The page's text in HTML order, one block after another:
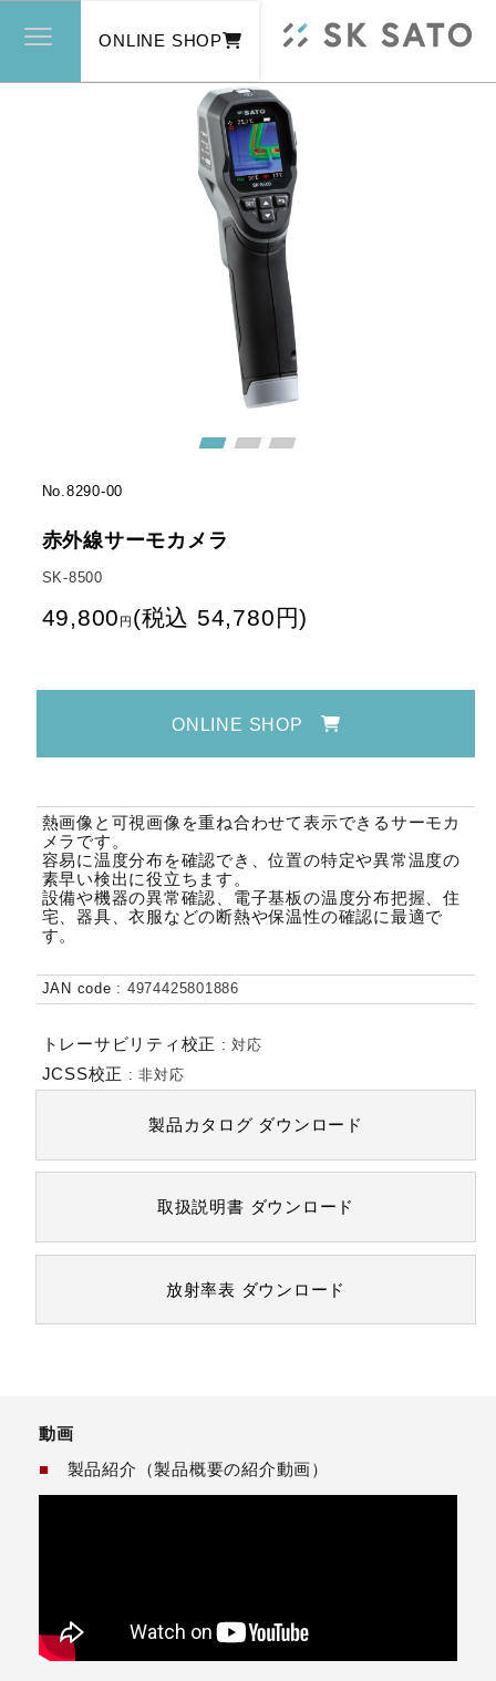
ONLINE SHOP
No.8290-00
赤外線サーモカメラ
SK-8500
49,800 円 (税込 54,780 円)
ONLINE SHOP
JAN code : 4974425801886
トレーサビリティ校正 :対応
JCSS校正 :非対応
熱画像と可視画像を重ね合わせて表示できるサーモカ
メラです。
容易に温度分布を確認でき、位置の特定や異常温度の
素早い検出に役立ちます。
設備や機器の異常確認、電子基板の温度分布把握、住
宅、器具、衣服などの断熱や保温性の確認に最適で
す。
製品カタログ ダウンロード
取扱説明書 ダウンロード
放射率表 ダウンロード
動画
■ 製品紹介（製品概要の紹介動画）